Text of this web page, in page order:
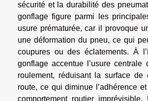
sécurité et la durabilité des
gonflage figure parmi les
usure prématurée, car il provoque
une déformation du pneu, ce qui
coupures ou des éclatements. À
gonflage accentue l’usure
roulement, réduisant la surface de
route, ce qui diminue l’adhérence
comportement routier